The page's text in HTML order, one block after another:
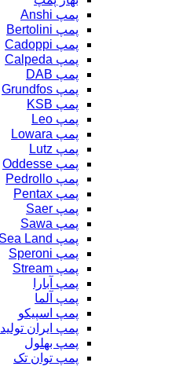
پمپ Anshi
پمپ Bertolini
پمپ Cadoppi
پمپ Calpeda
پمپ DAB
پمپ Grundfos
پمپ KSB
پمپ Leo
پمپ Lowara
پمپ Lutz
پمپ Oddesse
پمپ Pedrollo
پمپ Pentax
پمپ Saer
پمپ Sawa
پمپ Sea Land
پمپ Speroni
پمپ Stream
پمپ آبارا
پمپ آلما
پمپ اسپیکو
پمپ ایران تولید
پمپ بهلول
پمپ توان تک